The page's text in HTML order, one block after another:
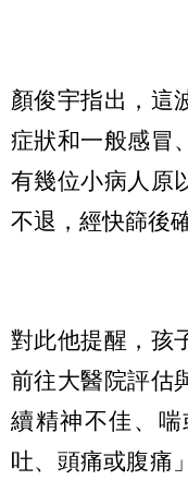
顏俊宇指出，這
症狀和一般感冒
有幾位小病人原
不退，經快篩後
對此他提醒，孩
前往大醫院評估
續精神不佳、
吐、頭痛或腹痛